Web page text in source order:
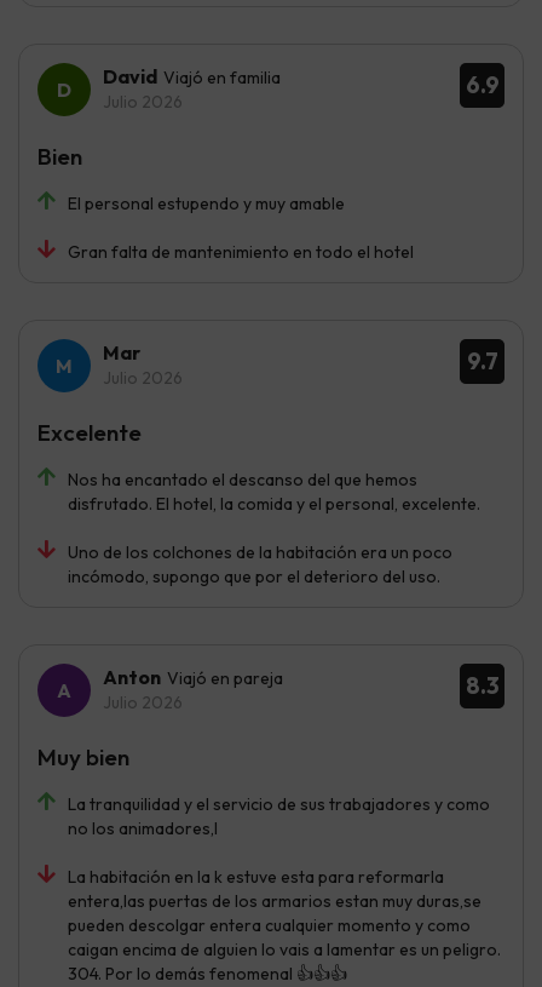
6.9
David Viajó en familia
Julio 2026
El personal estupendo y muy amable
Gran falta de mantenimiento en todo el hotel
Bien
9.7
Mar
Julio 2026
Nos ha encantado el descanso del que hemos
disfrutado. El hotel, la comida y el personal, excelente.
Uno de los colchones de la habitación era un poco
incómodo, supongo que por el deterioro del uso.
Excelente
8.3
Anton Viajó en pareja
Julio 2026
La tranquilidad y el servicio de sus trabajadores y como
no los animadores,l
La habitación en la k estuve esta para reformarla
entera,las puertas de los armarios estan muy duras,se
pueden descolgar entera cualquier momento y como
caigan encima de alguien lo vais a lamentar es un peligro.
304. Por lo demás fenomenal 👍👍👍
Muy bien